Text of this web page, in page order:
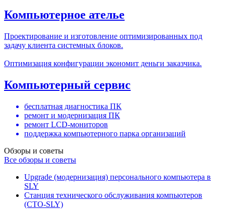
Компьютерное ателье
Проектирование и изготовление оптимизированных под
задачу клиента системных блоков.
Оптимизация конфигурации экономит деньги заказчика.
Компьютерный сервис
бесплатная диагностика ПК
ремонт и модернизация ПК
ремонт LCD-мониторов
поддержка компьютерного парка организаций
Обзоры и советы
Все обзоры и советы
Upgrade (модернизация) персонального компьютера в
SLY
Станция технического обслуживания компьютеров
(СТО-SLY)